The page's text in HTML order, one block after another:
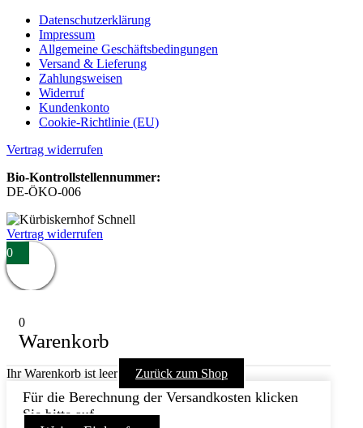
Datenschutzerklärung
Impressum
Allgemeine Geschäftsbedingungen
Versand & Lieferung
Zahlungsweisen
Widerruf
Kundenkonto
Cookie-Richtlinie (EU)
Vertrag widerrufen
Bio-Kontrollstellennummer:
DE-ÖKO-006
Vertrag widerrufen
0
0
Warenkorb
Ihr Warenkorb ist leer Zurück zum Shop
Für die Berechnung der Versandkosten klicken
Sie bitte auf